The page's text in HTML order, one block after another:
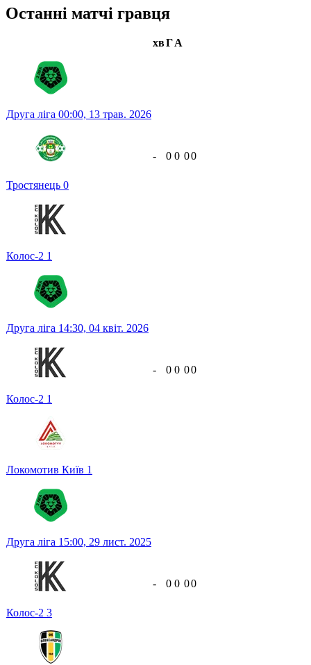
Останні матчі гравця
хвГА
Друга ліга 00:00, 13 трав. 2026
Тростянець 0
Колос-2 1
- 0 0 00
Друга ліга 14:30, 04 квіт. 2026
Колос-2 1
Локомотив Київ 1
- 0 0 00
Друга ліга 15:00, 29 лист. 2025
Колос-2 3
- 0 0 00